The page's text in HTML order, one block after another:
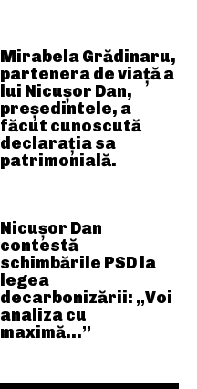
Mirabela Grădinaru,
partenera de viață a
lui Nicușor Dan,
președintele, a
făcut cunoscută
declarația sa
patrimonială.
Nicușor Dan
contestă
schimbările PSD la
legea
decarbonizării: „Voi
analiza cu
maximă…”